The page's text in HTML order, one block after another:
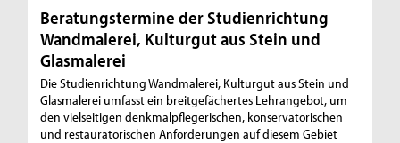
Beratungstermine der Studienrichtung
Wandmalerei, Kulturgut aus Stein und
Glasmalerei
Die Studienrichtung Wandmalerei, Kulturgut aus Stein und
Glasmalerei umfasst ein breitgefächertes Lehrangebot, um
den vielseitigen denkmalpflegerischen, konservatorischen
und restauratorischen Anforderungen auf diesem Gebiet